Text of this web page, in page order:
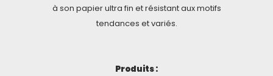
à son papier ultra fin et résistant aux motifs
tendances et variés.
Produits :